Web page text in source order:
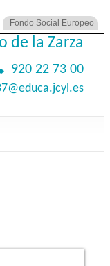
Fondo Social Europeo
de la Zarza
920 22 73 00